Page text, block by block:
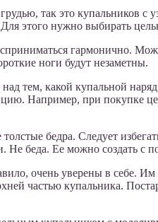
так это купальников
этого нужно выбирать
гармонично.
ноги будут незаметны.
тем, какой купальной
Например, при покупке
бедра. Следует
Не беда. Ее можно создать
очень уверены в себе. Им
частью купальника.